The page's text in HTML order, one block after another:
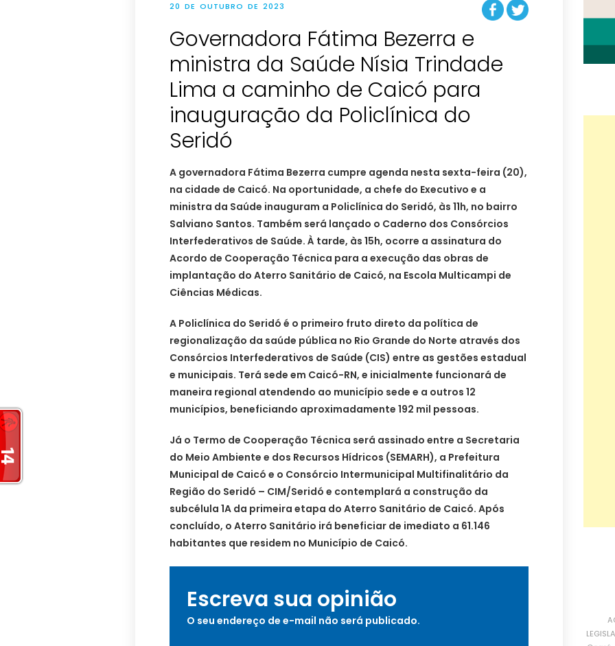
20 DE OUTUBRO DE 2023
Governadora Fátima Bezerra e
ministra da Saúde Nísia Trindade
Lima a caminho de Caicó para
inauguração da Policlínica do
Seridó
A governadora Fátima Bezerra cumpre agenda nesta sexta-feira (20),
na cidade de Caicó. Na oportunidade, a chefe do Executivo e a
ministra da Saúde inauguram a Policlínica do Seridó, às 11h, no bairro
Salviano Santos. Também será lançado o Caderno dos Consórcios
Interfederativos de Saúde. À tarde, às 15h, ocorre a assinatura do
Acordo de Cooperação Técnica para a execução das obras de
implantação do Aterro Sanitário de Caicó, na Escola Multicampi de
Ciências Médicas.
A Policlínica do Seridó é o primeiro fruto direto da política de
regionalização da saúde pública no Rio Grande do Norte através dos
Consórcios Interfederativos de Saúde (CIS) entre as gestões estadual
e municipais. Terá sede em Caicó-RN, e inicialmente funcionará de
maneira regional atendendo ao município sede e a outros 12
municípios, beneficiando aproximadamente 192 mil pessoas.
Já o Termo de Cooperação Técnica será assinado entre a Secretaria
do Meio Ambiente e dos Recursos Hídricos (SEMARH), a Prefeitura
Municipal de Caicó e o Consórcio Intermunicipal Multifinalitário da
Região do Seridó – CIM/Seridó e contemplará a construção da
subcélula 1A da primeira etapa do Aterro Sanitário de Caicó. Após
concluído, o Aterro Sanitário irá beneficiar de imediato a 61.146
habitantes que residem no Município de Caicó.
Escreva sua opinião
O seu endereço de e-mail não será publicado.